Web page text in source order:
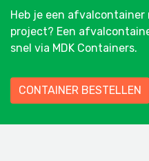
Heb je een
project? Een
snel via MDK Containers.
CONTAINER BESTELLEN